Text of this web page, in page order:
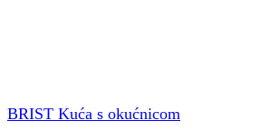
BRIST Kuća s okućnicom